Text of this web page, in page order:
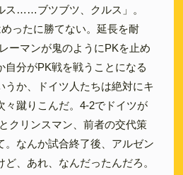
ス……ブツブツ、クルス」。
ったに勝てない。延長を耐
ーマンが鬼のようにPKを止め
自分がPK戦を戦うことになる
うか、ドイツ人たちは絶対にキ
々蹴りこんだ。4-2でドイツが
クリンスマン、前者の交代策
。なんか試合終了後、アルゼン
、あれ、なんだったんだろ。